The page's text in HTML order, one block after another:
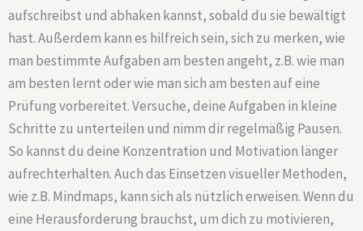
aufschreibst und abhaken kannst, sobald du sie bewältigt
hast. Außerdem kann es hilfreich sein, sich zu merken, wie
man bestimmte Aufgaben am besten angeht, z.B. wie man
am besten lernt oder wie man sich am besten auf eine
Prüfung vorbereitet. Versuche, deine Aufgaben in kleine
Schritte zu unterteilen und nimm dir regelmäßig Pausen.
So kannst du deine Konzentration und Motivation länger
aufrechterhalten. Auch das Einsetzen visueller Methoden,
wie z.B. Mindmaps, kann sich als nützlich erweisen. Wenn du
eine Herausforderung brauchst, um dich zu motivieren,